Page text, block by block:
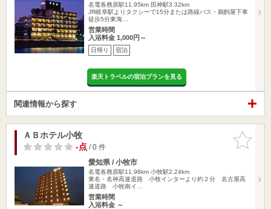
名電各務原駅11.95km 田神駅3.32km
JR岐阜駅よりタクシーで15分または路線バス・鵜飼屋下車
徒歩5分東海…
営業時間
入浴料金 1,000円～
日帰り 宿泊
楽天トラベルの宿泊プランを見る
関連情報から探す
お気に入
りに追加
ＡＢホテル小牧
-点/ 0 件
愛知県 / 小牧市
名電各務原駅11.98km 小牧駅2.24km
東名・名神高速道路 小牧インターより約２分 名古屋高
速道路 小牧南イ…
営業時間
入浴料金 ～